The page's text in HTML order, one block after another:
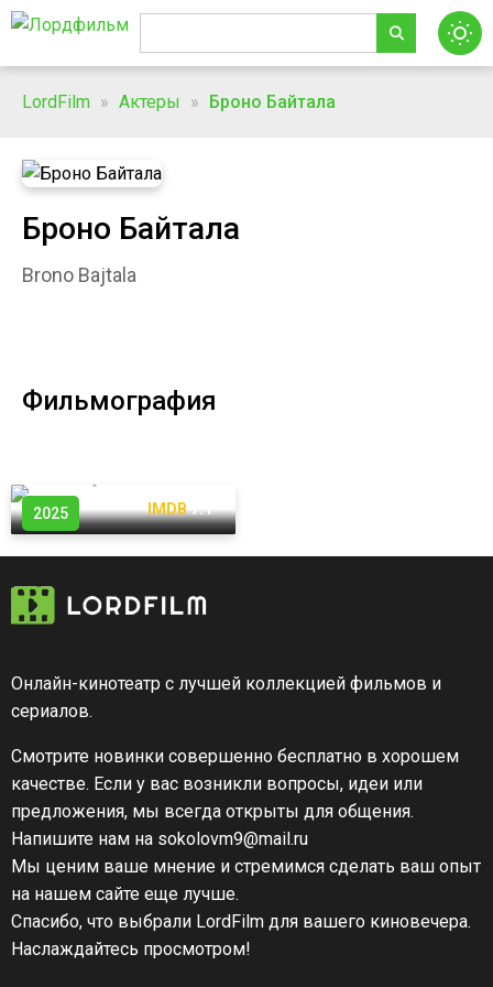
LordFilm » Актеры » Броно Байтала
Броно Байтала
Brono Bajtala
Фильмография
2025
КП7.6 IMDB7.1
Онлайн-кинотеатр с лучшей коллекцией фильмов и
сериалов.
Смотрите новинки совершенно бесплатно в хорошем
качестве. Если у вас возникли вопросы, идеи или
предложения, мы всегда открыты для общения.
Напишите нам на sokolovm9@mail.ru
Мы ценим ваше мнение и стремимся сделать ваш опыт
на нашем сайте еще лучше.
Спасибо, что выбрали LordFilm для вашего киновечера.
Наслаждайтесь просмотром!